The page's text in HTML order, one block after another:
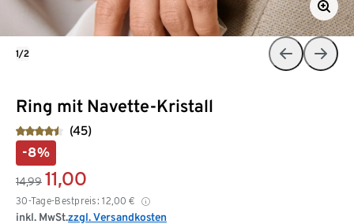
Ring mit Navette-Kristall
(45)
-8%
14,99 11,00
30-Tage-Bestpreis: 12,00 €
inkl. MwSt.zzgl. Versandkosten
1/2